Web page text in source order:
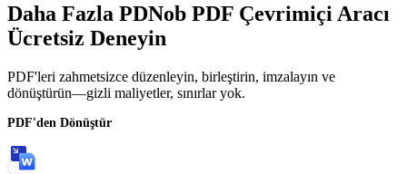
Daha Fazla PDNob PDF Çevrimiçi Aracı
Ücretsiz Deneyin
PDF'leri zahmetsizce düzenleyin, birleştirin, imzalayın ve
dönüştürün—gizli maliyetler, sınırlar yok.
PDF'den Dönüştür